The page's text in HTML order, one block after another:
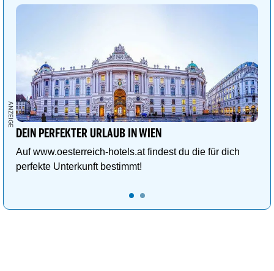
DEIN PERFEKTER URLAUB IN WIEN
Auf www.oesterreich-hotels.at findest du die für dich
perfekte Unterkunft bestimmt!